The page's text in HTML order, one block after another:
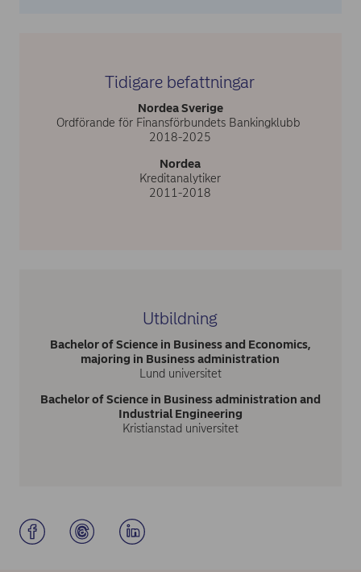
Tidigare befattningar
Nordea Sverige
Ordförande för Finansförbundets Bankingklubb
2018-2025
Nordea
Kreditanalytiker
2011-2018
Utbildning
Bachelor of Science in Business and Economics,
majoring in Business administration
Lund universitet
Bachelor of Science in Business administration and
Industrial Engineering
Kristianstad universitet